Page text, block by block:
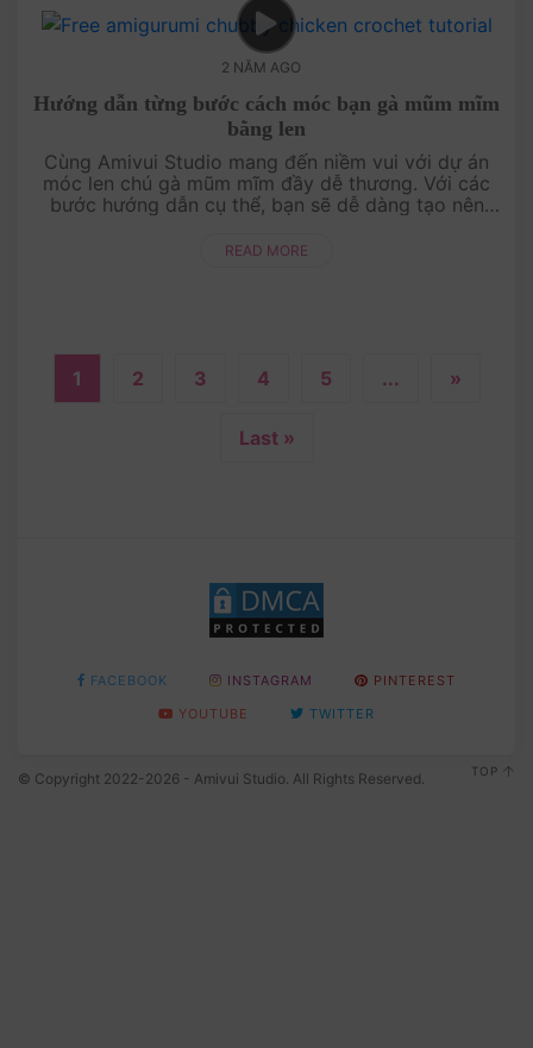
2 NĂM AGO
Hướng dẫn từng bước cách móc bạn gà mũm mĩm
bằng len
Cùng Amivui Studio mang đến niềm vui với dự án
móc len chú gà mũm mĩm đầy dễ thương. Với các
bước hướng dẫn cụ thể, bạn sẽ dễ dàng tạo nên
xinh, và gương mặt cực kỳ đán....
READ MORE
1 2 3 4 5 ... »
Last »
FACEBOOK INSTAGRAM
PINTEREST
YOUTUBE
TWITTER
© Copyright 2022-2026 - Amivui Studio. All Rights Reserved. TOP